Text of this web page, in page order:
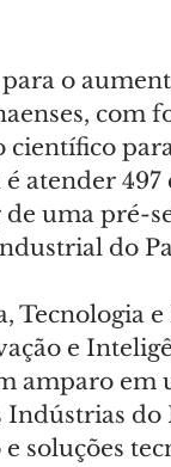
o
com
atender
uma pré-
do
Tecnologia
e
amparo em
Indústrias do
soluções